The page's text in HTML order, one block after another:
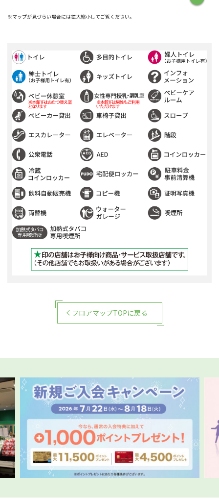
※マップが見づらい場合には拡大縮小してご覧ください。
フロアマップTOPに戻る